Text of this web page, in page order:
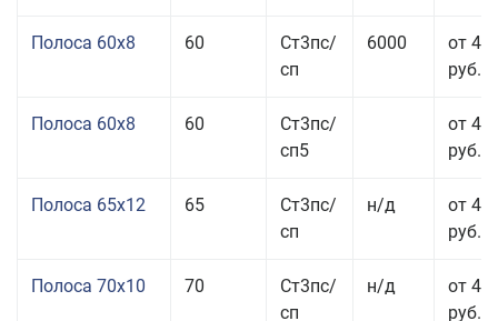
Полоса 60x8 60
Ст3пс/
сп
6000
от 42
руб.
Полоса 60x8 60
Ст3пс/
сп5
от 42
руб.
Полоса 65x12 65
Ст3пс/
сп
н/д
от 42
руб.
Полоса 70x10 70
Ст3пс/
сп
н/д
от 42
руб.